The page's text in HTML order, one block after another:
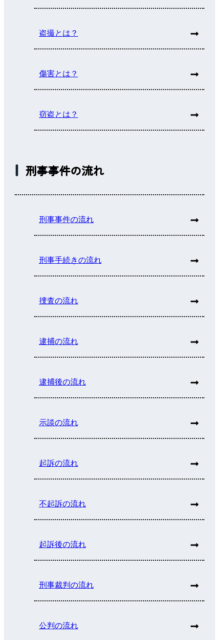
盗撮とは？
傷害とは？
窃盗とは？
刑事事件の流れ
刑事事件の流れ
刑事手続きの流れ
捜査の流れ
逮捕の流れ
逮捕後の流れ
示談の流れ
起訴の流れ
不起訴の流れ
起訴後の流れ
刑事裁判の流れ
公判の流れ